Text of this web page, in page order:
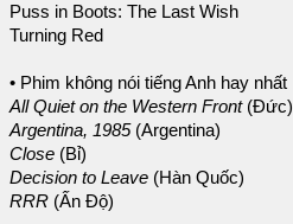
Puss in Boots: The Last Wish
Turning Red
• Phim không nói tiếng Anh hay nhất
All Quiet on the Western Front(Đức)
Argentina, 1985(Argentina)
Close (Bỉ)
Decision to Leave (Hàn Quốc)
RRR (Ấn Độ)